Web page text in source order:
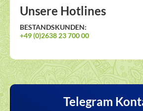
Unsere Hotlines
BESTANDSKUNDEN:
+49 (0)2638 23 700 00
Telegram